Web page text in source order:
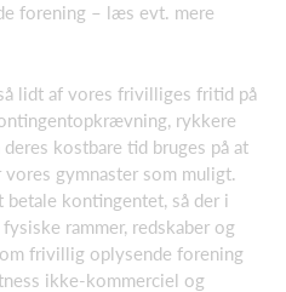
forening – læs evt. mere
lidt af vores frivilliges fritid på
rykkere
kostbare tid bruges på at
gymnaster som muligt.
kontingentet, så der i
rammer, redskaber og
frivillig oplysende forening
ikke-kommerciel og